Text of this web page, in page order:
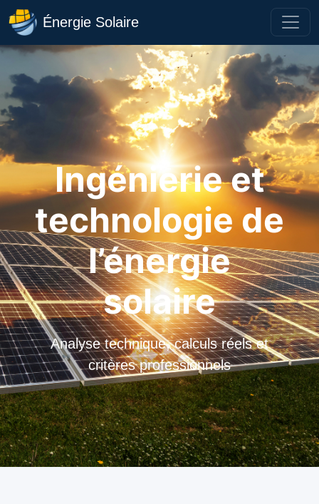
Énergie Solaire
Ingénierie et
technologie de
l’énergie
solaire
Analyse technique, calculs réels et
critères professionnels